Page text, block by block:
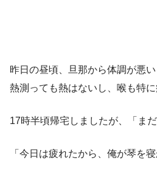
昨日の昼頃、旦那から体調が悪
熱測っても熱はないし、喉も特に
17時半頃帰宅しましたが、「ま
「今日は疲れたから、俺が琴を